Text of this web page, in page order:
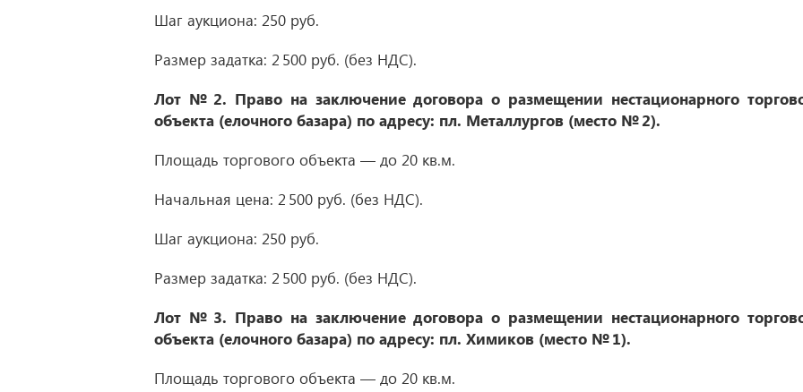
Шаг аукциона: 250 руб.
Размер задатка: 2 500 руб. (без НДС).
Лот № 2. Право на заключение договора о размещении нестационарного
объекта (елочного базара) по адресу: пл. Металлургов (место № 2).
Площадь торгового объекта — до 20 кв.м.
Начальная цена: 2 500 руб. (без НДС).
Шаг аукциона: 250 руб.
Размер задатка: 2 500 руб. (без НДС).
Лот № 3. Право на заключение договора о размещении нестационарного
объекта (елочного базара) по адресу: пл. Химиков (место № 1).
Площадь торгового объекта — до 20 кв.м.